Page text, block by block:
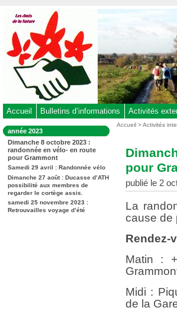
au
contenu
-
Aller
au
menu
-
à
la
recherche
Accueil Bulletins d’informations Activités
Dans
la
rubrique
:
année 2023
Dimanche 8 octobre 2023 :
randonnée en vélo- en route
pour Grammont
Samedi 29 avril : Randonnée vélo
Dimanche 27 août : Ducasse d’ATH
possibilité aux membres de
regarder le cortège assis.
samedi 25 novembre 2023 :
Retrouvailles voyage d’été
Vous
Accueil >Activités
pour
publié le 2
La
cause de
Rendez-
Matin :
Midi :
de la